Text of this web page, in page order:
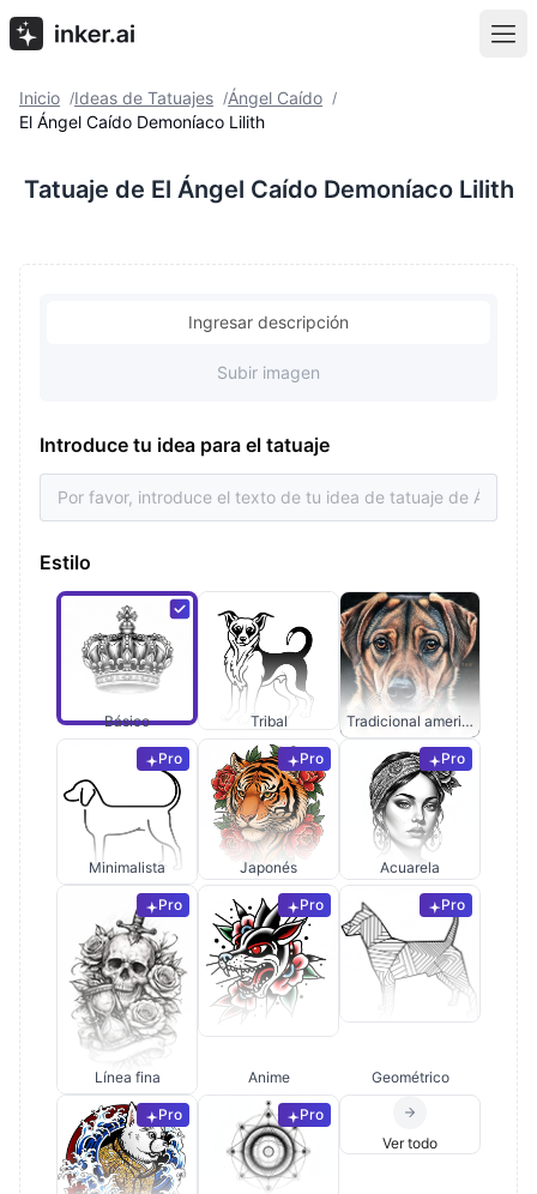
Inicio /Ideas de Tatuajes /Ángel Caído /
El Ángel Caído Demoníaco Lilith
Tatuaje de El Ángel Caído Demoníaco Lilith
Ingresar descripción
Subir imagen
Introduce tu idea para el tatuaje
Estilo
Básico Tribal Tradicional americano
Pro
Minimalista
Pro
Japonés
Pro
Acuarela
Pro
Línea fina
Pro
Anime
Pro
Geométrico
Pro Pro
Ver todo